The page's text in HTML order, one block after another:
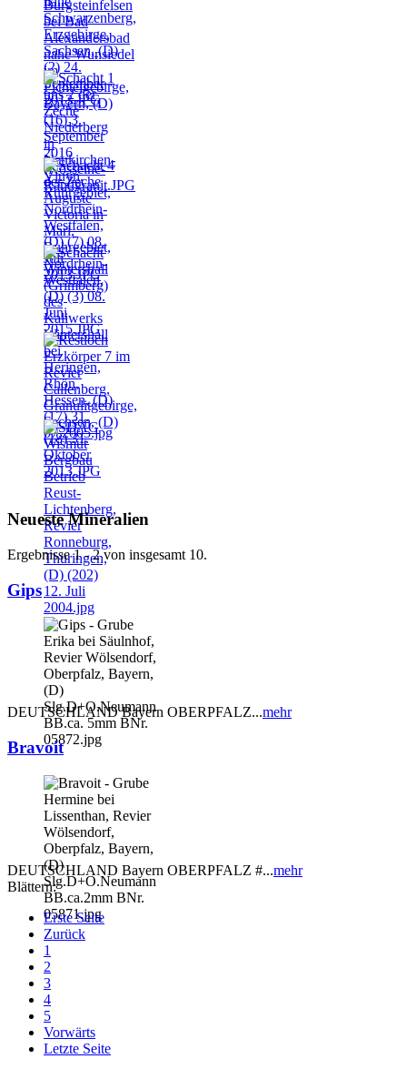
Neueste Mineralien
Ergebnisse 1 - 2 von insgesamt 10.
Gips
DEUTSCHLAND Bayern OBERPFALZ...mehr
Bravoit
DEUTSCHLAND Bayern OBERPFALZ #...mehr
Blättern:
Erste Seite
Zurück
1
2
3
4
5
Vorwärts
Letzte Seite